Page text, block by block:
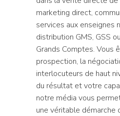
marketing direct,
services aux enseignes
distribution GMS, GSS
Grands Comptes. Vous
prospection, la
interlocuteurs de haut
du résultat et votre
notre média vous
une véritable démarche